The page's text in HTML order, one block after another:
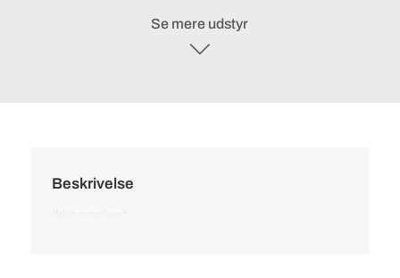
Se mere udstyr
Beskrivelse